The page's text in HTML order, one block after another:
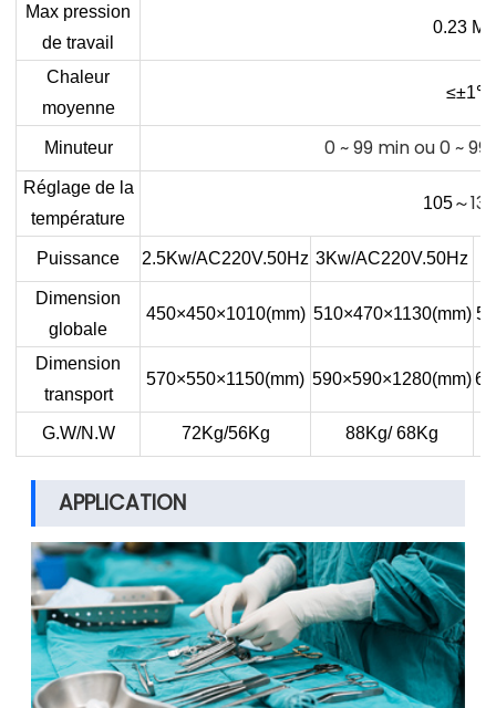
Max pression
de travail
0.23
Chaleur
moyenne
≤±1℃
Minuteur 0 ~ 99 min ou 0 ~
Réglage de la
température
105～
Puissance 2.5Kw/AC220V.50Hz 3Kw/AC220V.50Hz
Dimension
globale
450×450×1010(mm) 510×470×1130(mm)
Dimension
transport
570×550×1150(mm) 590×590×1280(mm)
G.W/N.W 72Kg/56Kg 88Kg/ 68Kg
APPLICATION